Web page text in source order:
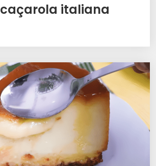
caçarola italiana